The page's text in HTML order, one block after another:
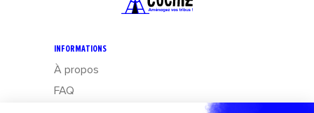
INFORMATIONS
À propos
FAQ